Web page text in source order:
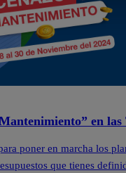
en
poner en marcha los
que tienes